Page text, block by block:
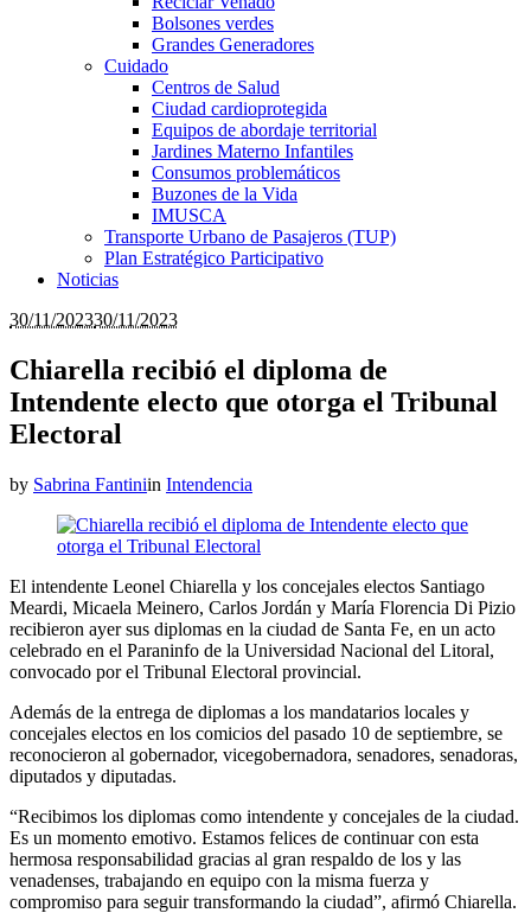
Bolsones verdes
Grandes Generadores
Cuidado
Centros de Salud
Ciudad cardioprotegida
Equipos de abordaje territorial
Jardines Materno Infantiles
Consumos problemáticos
Buzones de la Vida
IMUSCA
Transporte Urbano de Pasajeros (TUP)
Plan Estratégico Participativo
Noticias
30/11/202330/11/2023
Chiarella recibió el diploma de
Intendente electo que otorga el Tribunal
Electoral
by Sabrina Fantiniin Intendencia
El intendente Leonel Chiarella y los concejales electos Santiago
Meardi, Micaela Meinero, Carlos Jordán y María Florencia Di Pizio
recibieron ayer sus diplomas en la ciudad de Santa Fe, en un acto
celebrado en el Paraninfo de la Universidad Nacional del Litoral,
convocado por el Tribunal Electoral provincial.
Además de la entrega de diplomas a los mandatarios locales y
concejales electos en los comicios del pasado 10 de septiembre, se
reconocieron al gobernador, vicegobernadora, senadores, senadoras,
diputados y diputadas.
“Recibimos los diplomas como intendente y concejales de la ciudad.
Es un momento emotivo. Estamos felices de continuar con esta
hermosa responsabilidad gracias al gran respaldo de los y las
venadenses, trabajando en equipo con la misma fuerza y
compromiso para seguir transformando la ciudad”, afirmó Chiarella.